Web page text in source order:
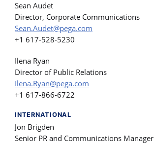
Sean Audet
Director, Corporate Communications
Sean.Audet@pega.com
+1 617-528-5230
Ilena Ryan
Director of Public Relations
Ilena.Ryan@pega.com
+1 617-866-6722
INTERNATIONAL
Jon Brigden
Senior PR and Communications Manager